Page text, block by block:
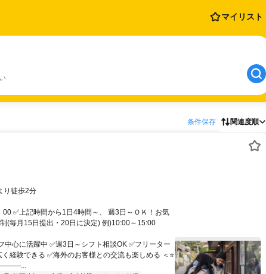
マイリスト
条件保存 関連度順
り徒歩2分
✅上記時間から1日4時間～、 週3日～ＯＫ！お気
(毎月15日提出・20日に決定) 例)10:00～15:00
中心に活躍中 ✅週3日～シフト相談OK ✅フリーター
経験できる ✅海外のお客様との交流も楽しめる ＜⭐
――――...